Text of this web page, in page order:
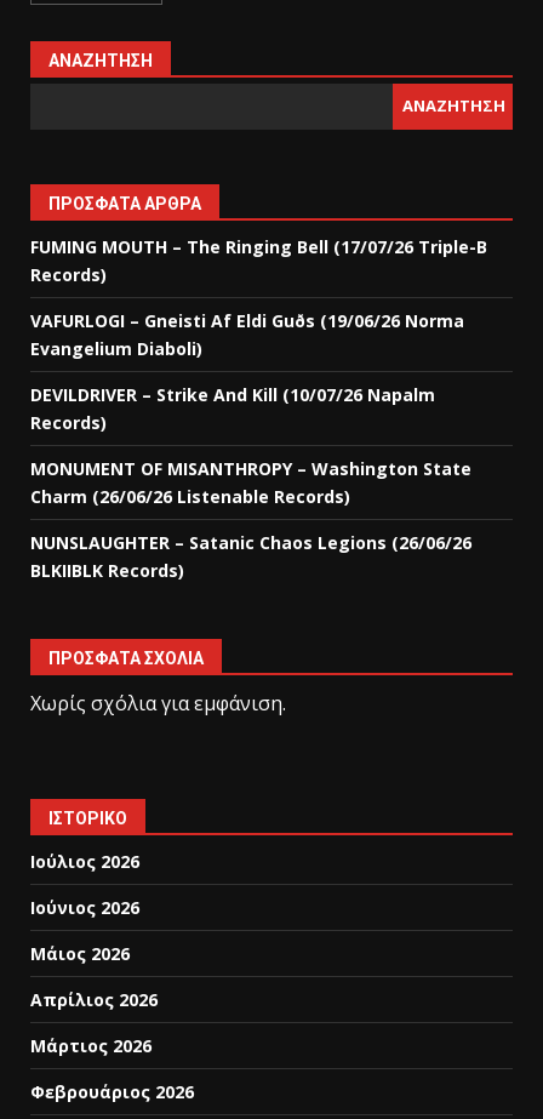
ΑΝΑΖΉΤΗΣΗ
ΑΝΑΖΉΤΗΣΗ
ΠΡΌΣΦΑΤΑ ΆΡΘΡΑ
FUMING MOUTH – The Ringing Bell (17/07/26 Triple-B
Records)
VAFURLOGI – Gneisti Af Eldi Guðs (19/06/26 Norma
Evangelium Diaboli)
DEVILDRIVER – Strike And Kill (10/07/26 Napalm
Records)
MONUMENT OF MISANTHROPY – Washington State
Charm (26/06/26 Listenable Records)
NUNSLAUGHTER – Satanic Chaos Legions (26/06/26
BLKIIBLK Records)
ΠΡΌΣΦΑΤΑ ΣΧΌΛΙΑ
Χωρίς σχόλια για εμφάνιση.
ΙΣΤΟΡΙΚΌ
Ιούλιος 2026
Ιούνιος 2026
Μάιος 2026
Απρίλιος 2026
Μάρτιος 2026
Φεβρουάριος 2026